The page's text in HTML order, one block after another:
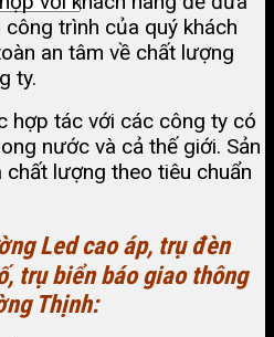
trình của quý khách
an tâm về chất lượng
ty.
hợp tác với các công ty có
nước và cả thế giới. Sản
lượng theo tiêu chuẩn
Led cao áp, trụ đèn
trụ biển báo giao thông
Thịnh: